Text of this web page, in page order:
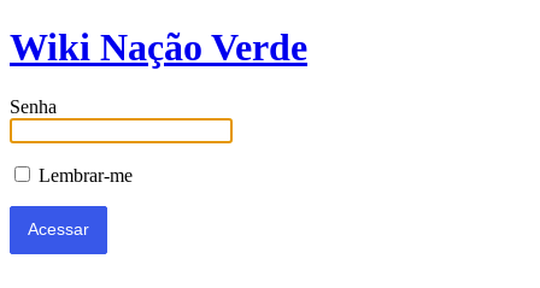
Wiki Nação Verde
Senha
Lembrar-me